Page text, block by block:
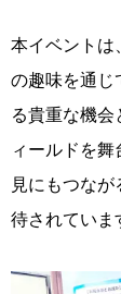
本イベントは
の趣味を通じ
る貴重な機
ィールドを
見にもつな
待されていま